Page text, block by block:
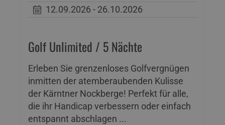
12.09.2026 - 26.10.2026
Golf Unlimited / 5 Nächte
Erleben Sie grenzenloses Golfvergnügen
inmitten der atemberaubenden Kulisse
der Kärntner Nockberge! Perfekt für alle,
die ihr Handicap verbessern oder einfach
entspannt abschlagen ...